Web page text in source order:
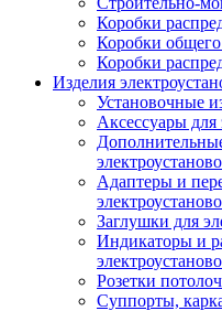
Коробки
Коробки общего
Коробки
Изделия
Установочные
Аксессуары для
Адаптеры и
Заглушки для
Индикаторы и
Розетки
Суппорты,